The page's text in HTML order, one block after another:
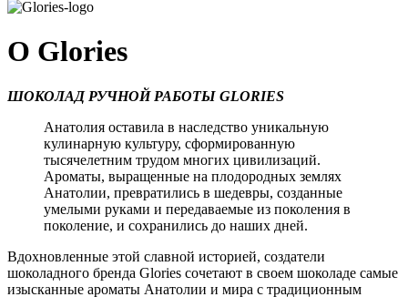
О Glories
ШОКОЛАД РУЧНОЙ РАБОТЫ GLORIES
Анатолия оставила в наследство уникальную
кулинарную культуру, сформированную
тысячелетним трудом многих цивилизаций.
Ароматы, выращенные на плодородных землях
Анатолии, превратились в шедевры, созданные
умелыми руками и передаваемые из поколения в
поколение, и сохранились до наших дней.
Вдохновленные этой славной историей, создатели
шоколадного бренда Glories сочетают в своем шоколаде самые
изысканные ароматы Анатолии и мира с традиционным